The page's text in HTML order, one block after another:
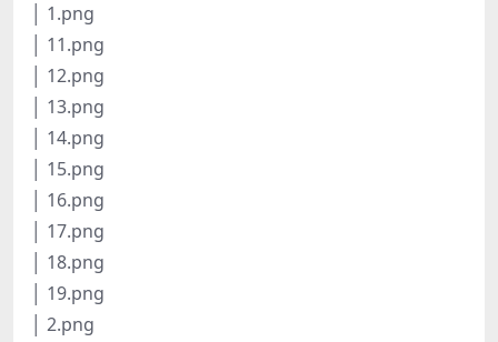
│ 1.png
│ 11.png
│ 12.png
│ 13.png
│ 14.png
│ 15.png
│ 16.png
│ 17.png
│ 18.png
│ 19.png
│ 2.png